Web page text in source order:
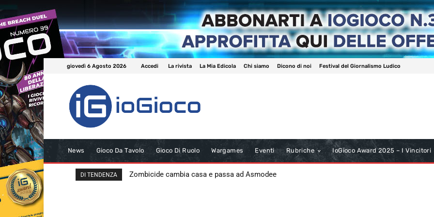
giovedì 6 Agosto 2026 Accedi La rivista La Mia Edicola Chi siamo Dicono di noi Festival del Giornalismo Ludico
News Gioco Da Tavolo Gioco Di Ruolo Wargames Eventi Rubriche IoGioco Award 2025 – I Vincitori
DI TENDENZA Zombicide cambia casa e passa ad Asmodee